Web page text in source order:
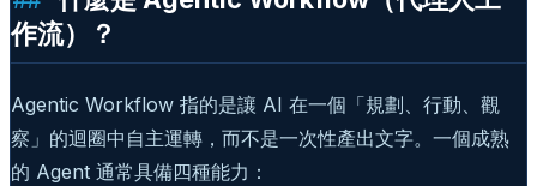
作流）？
Agentic Workflow 指的是讓 AI 在一個「規劃、行動、觀
察」的迴圈中自主運轉，而不是一次性產出文字。一個成熟
的 Agent 通常具備四種能力：